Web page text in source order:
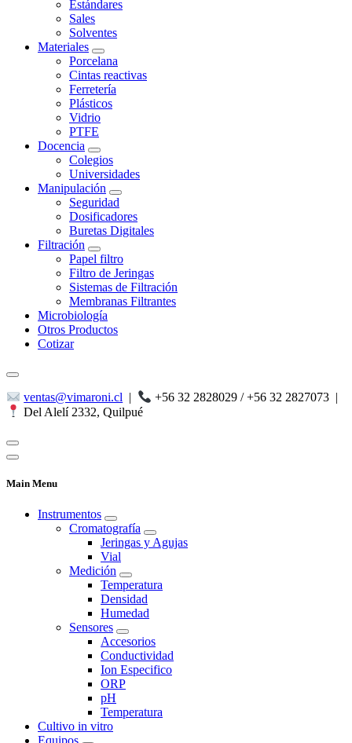
Estándares
Sales
Solventes
Materiales
Porcelana
Cintas reactivas
Ferretería
Plásticos
Vidrio
PTFE
Docencia
Colegios
Universidades
Manipulación
Seguridad
Dosificadores
Buretas Digitales
Filtración
Papel filtro
Filtro de Jeringas
Sistemas de Filtración
Membranas Filtrantes
Microbiología
Otros Productos
Cotizar
ventas@vimaroni.cl | +56 32 2828029 / +56 32 2827073 |
Del Alelí 2332, Quilpué
Main Menu
Instrumentos
Cromatografía
Jeringas y Agujas
Vial
Medición
Temperatura
Densidad
Humedad
Sensores
Accesorios
Conductividad
Ion Especifico
ORP
pH
Temperatura
Cultivo in vitro
Equipos